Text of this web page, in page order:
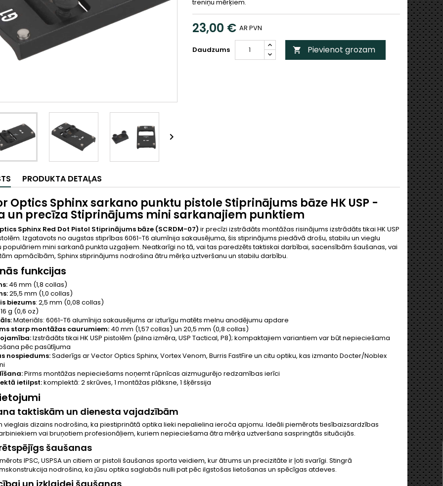

treniņu mērķiem.
23,00 € AR PVN
Daudzums  Pievienot grozam
PRODUKTA DETAĻAS
Optics Sphinx sarkano punktu pistole Stiprinājums bāze HK USP -
un precīza Stiprinājums mini sarkanajiem punktiem
Sphinx Red Dot Pistol Stiprinājums bāze (SCRDM-07) ir precīzi izstrādāts montāžas risinājums izstrādāts tikai HK USP
Izgatavots no augstas stiprības 6061-T6 alumīnija sakausējuma, šis stiprinājums piedāvā drošu, stabilu un vieglu
populāriem mini sarkanā punkta uzgaļiem. Neatkarīgi no tā, vai tas paredzēts taktiskai darbībai, sacensībām šaušanas, vai
apmācībām, Sphinx stiprinājums nodrošina ātru mērķa uztveršanu un stabilu darbību.
funkcijas
46 mm (1,8 collas)
25,5 mm (1,0 collas)
biezums: 2,5 mm (0,08 collas)
16 g (0,6 oz)
Materiāls: 6061-T6 alumīnija sakausējums ar izturīgu matēts melnu anodējumu apdare
starp montāžas caurumiem: 40 mm (1,57 collas) un 20,5 mm (0,8 collas)
Izstrādāts tikai HK USP pistolēm (pilna izmēra, USP Tactical, P8); kompaktajiem variantiem var būt nepieciešama
pēc pasūtījuma
nospiedums:Saderīgs ar Vector Optics Sphinx, Vortex Venom, Burris FastFire un citu optiku, kas izmanto Docter/Noblex
Pirms montāžas nepieciešams noņemt rūpnīcas aizmugurējo redzamības ierīci
ietilpst:komplektā: 2 skrūves, 1 montāžas plāksne, 1 šķērssija
taktiskām un dienesta vajadzībām
vieglais dizains nodrošina, ka piestiprinātā optika lieki nepalielina ieroča apjomu. Ideāli piemērots tiesībaizsardzības
vai bruņotiem profesionāļiem, kuriem nepieciešama ātra mērķa uztveršana saspringtās situācijās.
šaušanas
IPSC, USPSA un citiem ar pistoli šaušanas sporta veidiem, kur ātrums un precizitāte ir ļoti svarīgi. Stingrā
nodrošina, ka jūsu optika saglabās nulli pat pēc ilgstošas lietošanas un spēcīgas atdeves.